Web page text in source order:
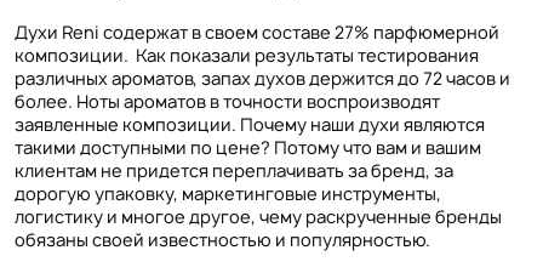
Духи Reni содержат в своем составе 27% парфюмерной
композиции. Как показали результаты тестирования
различных ароматов, запах духов держится до 72 часов и
более. Ноты ароматов в точности воспроизводят
заявленные композиции. Почему наши духи являются
такими доступными по цене? Потому что вам и вашим
клиентам не придется переплачивать за бренд, за
дорогую упаковку, маркетинговые инструменты,
логистику и многое другое, чему раскрученные бренды
обязаны своей известностью и популярностью.